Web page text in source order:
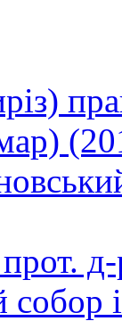
прот.
собор